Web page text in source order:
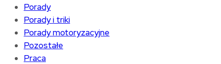
Porady
Porady i triki
Porady motoryzacyjne
Pozostałe
Praca